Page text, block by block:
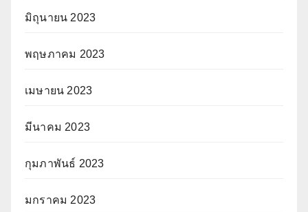
มิถุนายน 2023
พฤษภาคม 2023
เมษายน 2023
มีนาคม 2023
กุมภาพันธ์ 2023
มกราคม 2023